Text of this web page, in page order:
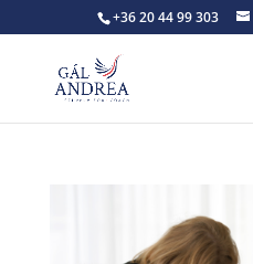
+36 20 44 99 303